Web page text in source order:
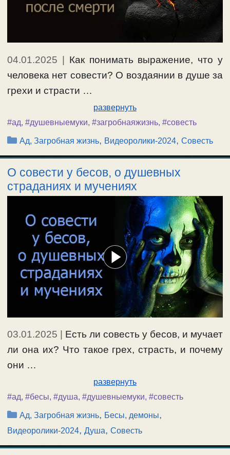
04.01.2025 | Как понимать выражение, что у
человека нет совести? О воздаянии в душе за
грехи и страсти …
развернуть
#ад, #душевныемуки, #загробнаяжизнь, #совесть
Рубрики
Ад, Загробная жизнь, Видеоролики-2024,Совесть
О совести у бесов, о душевных
страданиях и мучениях
03.01.2025
Есть ли совесть у бесов, и мучает
ли она их? Что такое грех, страсть, и почему
они …
развернуть
#ад, #бесы, #душа, #душевныемуки, #совесть
Рубрики
Ад, Загробная жизнь, Бесы, демоны,
Видеоролики-2024, Душа, Совесть